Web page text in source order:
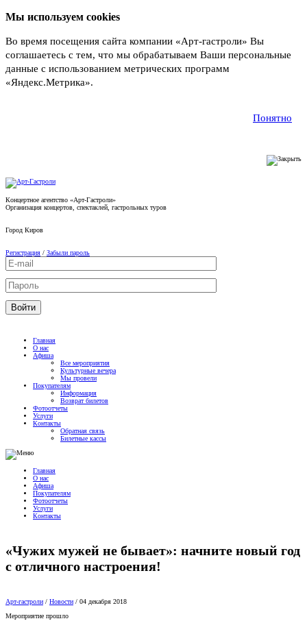
Мы используем cookies
Во время посещения сайта компании «Арт-гастроли» Вы
соглашаетесь с тем, что мы обрабатываем Ваши персональные
данные с использованием метрических программ
«Яндекс.Метрика».
Понятно
Концертное агентство «Арт-Гастроли»
Организация концертов, спектаклей, гастрольных туров
Город Киров
Регистрация / Забыли пароль
Главная
О нас
Афиша
Все мероприятия
Культурные вечера
Мы провели
Покупателям
Информация
Возврат билетов
Фотоотчеты
Услуги
Контакты
Обратная связь
Билетные кассы
Главная
О нас
Афиша
Покупателям
Фотоотчеты
Услуги
Контакты
«Чужих мужей не бывает»: начните новый год
с отличного настроения!
Арт-гастроли / Новости / 04 декабря 2018
Мероприятие прошло